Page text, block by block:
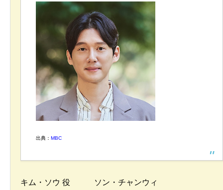
出典： MBC
キム・ソウ 役 ソン・チャンウィ